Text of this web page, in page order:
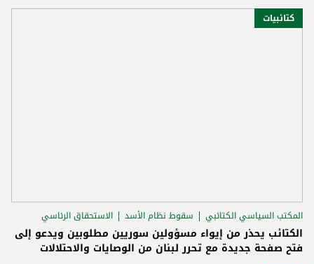
كتائبيات
المكتب السياسي الكتائبي سقوط نظام الأسد الاستحقاق الرئاسي
الكتائب يحذر من إيواء مسؤولين سوريين مطلوبين ويدعو إلى
فتح صفحة جديدة مع تحرر لبنان من الوصايات والاحتلالات